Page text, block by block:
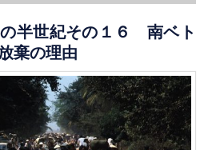
半世紀その１６ 南ベト
棄の理由